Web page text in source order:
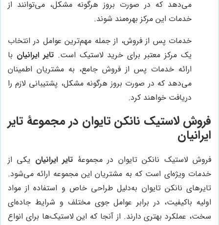
می‌دهد که در صورت بروز هرگونه مشکل، می‌توانند از
خدمات این مرکز بهره‌مند شوند.
خدمات پس از فروش، از جمله مهم‌ترین عوامل در انتخاب
یک مرکز معتبر برای خرید لاستیک است.تایر ایرانیان با
ارائه خدمات پس از فروش جامع، به مشتریان اطمینان
می‌دهد که در صورت بروز هرگونه مشکل، پشتیبانی لازم را
دریافت خواهند کرد.
فروش لاستیک نانکن تایوان در مجموعۀ تایر
ایرانیان
فروش لاستیک نانکن تایوان در مجموعۀ تایر ایرانیان یکی از
خدمات ویژه‌ای است که به مشتریان این مجموعه ارائه می‌شود.
تایرهای نانکن تایوان به‌دلیل طراحی خاص و استفاده از مواد
اولیه باکیفیت، در برابر عوامل جوی مختلف و شرایط جاده‌ای
سخت، عملکرد بهتری دارند. از آنجا که این لاستیک‌ها برای انواع